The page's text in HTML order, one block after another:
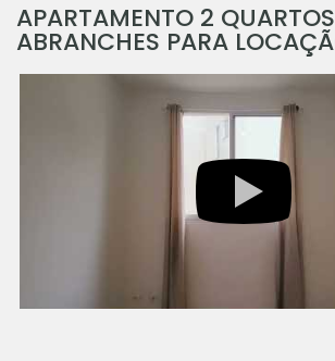
APARTAMENTO 2
ABRANCHES PARA